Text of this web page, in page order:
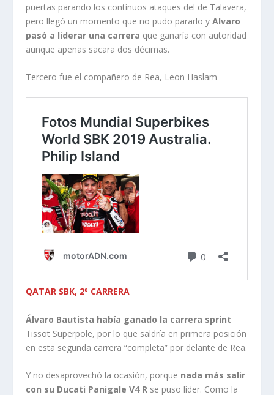
puertas parando los contínuos ataques del de Talavera,
pero llegó un momento que no pudo pararlo yAlvaro
pasó a liderar una carrera que ganaría con autoridad
aunque apenas sacara dos décimas.
Tercero fue el compañero de Rea, Leon Haslam
QATAR SBK, 2º CARRERA
Álvaro Bautista había ganado la carrera sprint
Tissot Superpole, por lo que saldría en primera posición
en esta segunda carrera “completa” por delante de Rea.
Y no desaprovechó la ocasión, porque nada más salir
con su Ducati Panigale V4 R se puso líder. Como la